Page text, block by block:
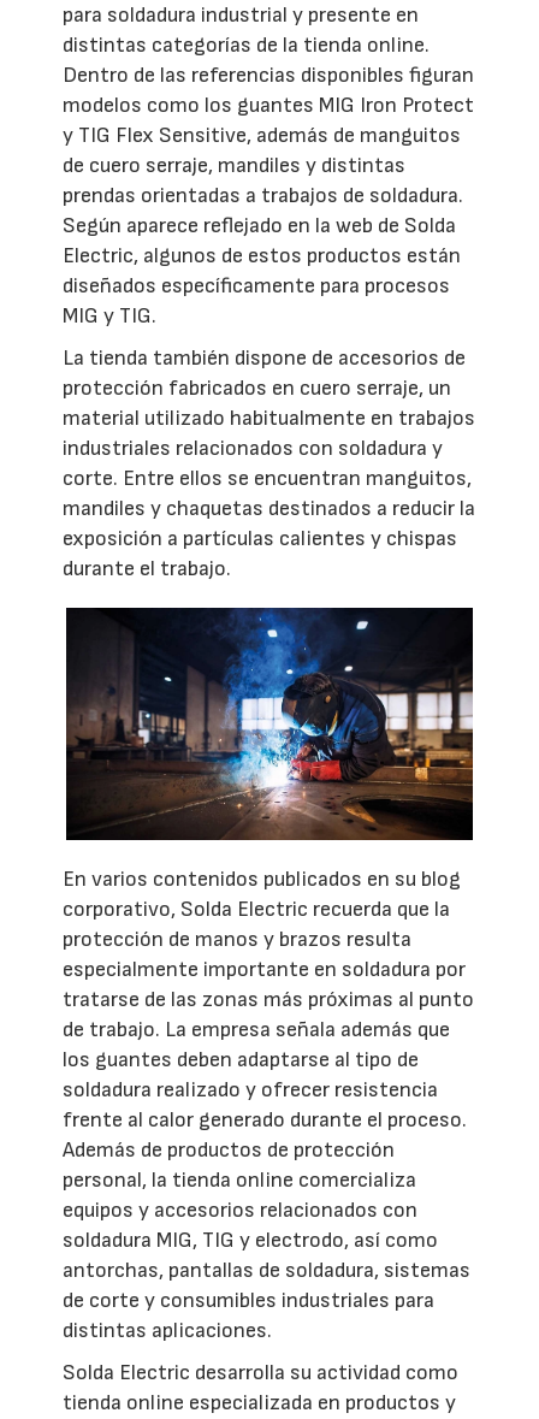
para soldadura industrial y presente en
distintas categorías de la tienda online.
Dentro de las referencias disponibles figuran
modelos como los guantes MIG Iron Protect
y TIG Flex Sensitive, además de manguitos
de cuero serraje, mandiles y distintas
prendas orientadas a trabajos de soldadura.
Según aparece reflejado en la web de Solda
Electric, algunos de estos productos están
diseñados específicamente para procesos
MIG y TIG.
La tienda también dispone de accesorios de
protección fabricados en cuero serraje, un
material utilizado habitualmente en trabajos
industriales relacionados con soldadura y
corte. Entre ellos se encuentran manguitos,
mandiles y chaquetas destinados a reducir la
exposición a partículas calientes y chispas
durante el trabajo.
En varios contenidos publicados en su blog
corporativo, Solda Electric recuerda que la
protección de manos y brazos resulta
especialmente importante en soldadura por
tratarse de las zonas más próximas al punto
de trabajo. La empresa señala además que
los guantes deben adaptarse al tipo de
soldadura realizado y ofrecer resistencia
frente al calor generado durante el proceso.
Además de productos de protección
personal, la tienda online comercializa
equipos y accesorios relacionados con
soldadura MIG, TIG y electrodo, así como
antorchas, pantallas de soldadura, sistemas
de corte y consumibles industriales para
distintas aplicaciones.
Solda Electric desarrolla su actividad como
tienda online especializada en productos y